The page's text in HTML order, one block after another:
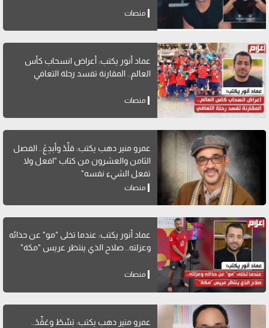
منصات
عماد أنور يكتب: أعراض انسحاب كأس
العالم.. المقارنة تفسد رحلة التعافي
منصات
عمرو منير دهب يكتب: قلِّدْ وأبدِعْ.. الفصل
الثامن والعشرون من كتاب "افعل ولا
تفعل الشيء نفسه"
منصات
عماد أنور يكتب: عندما تخلى "مو" عن حذائه
وعزلته.. صلاح الذي ينتظر عريس "مكة"
منصات
عمرو منير دهب يكتب: بَسِّطْ وعَقِّدْ..